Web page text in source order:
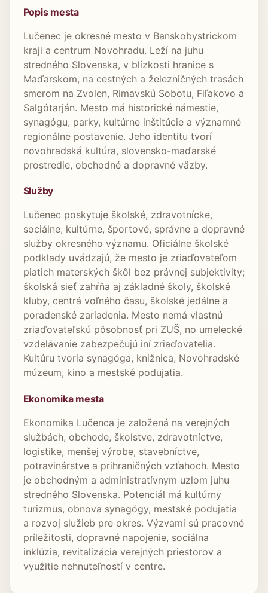
Popis mesta
Lučenec je okresné mesto v Banskobystrickom
kraji a centrum Novohradu. Leží na juhu
stredného Slovenska, v blízkosti hranice s
Maďarskom, na cestných a železničných trasách
smerom na Zvolen, Rimavskú Sobotu, Fiľakovo a
Salgótarján. Mesto má historické námestie,
synagógu, parky, kultúrne inštitúcie a významné
regionálne postavenie. Jeho identitu tvorí
novohradská kultúra, slovensko-maďarské
prostredie, obchodné a dopravné väzby.
Služby
Lučenec poskytuje školské, zdravotnícke,
sociálne, kultúrne, športové, správne a dopravné
služby okresného významu. Oficiálne školské
podklady uvádzajú, že mesto je zriaďovateľom
piatich materských škôl bez právnej subjektivity;
školská sieť zahŕňa aj základné školy, školské
kluby, centrá voľného času, školské jedálne a
poradenské zariadenia. Mesto nemá vlastnú
zriaďovateľskú pôsobnosť pri ZUŠ, no umelecké
vzdelávanie zabezpečujú iní zriaďovatelia.
Kultúru tvoria synagóga, knižnica, Novohradské
múzeum, kino a mestské podujatia.
Ekonomika mesta
Ekonomika Lučenca je založená na verejných
službách, obchode, školstve, zdravotníctve,
logistike, menšej výrobe, stavebníctve,
potravinárstve a prihraničných vzťahoch. Mesto
je obchodným a administratívnym uzlom juhu
stredného Slovenska. Potenciál má kultúrny
turizmus, obnova synagógy, mestské podujatia
a rozvoj služieb pre okres. Výzvami sú pracovné
príležitosti, dopravné napojenie, sociálna
inklúzia, revitalizácia verejných priestorov a
využitie nehnuteľností v centre.